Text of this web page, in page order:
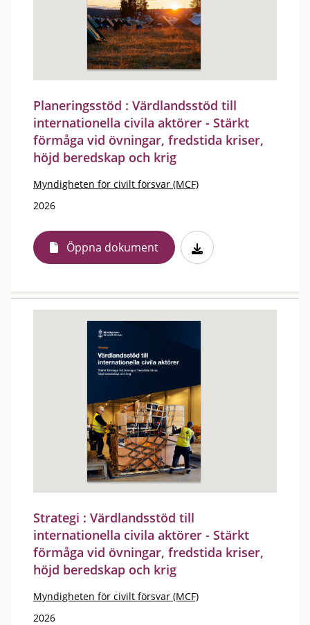
Planeringsstöd : Värdlandsstöd till
internationella civila aktörer - Stärkt
förmåga vid övningar, fredstida kriser,
höjd beredskap och krig
Myndigheten för civilt försvar (MCF)
2026
Öppna dokument
Strategi : Värdlandsstöd till
internationella civila aktörer - Stärkt
förmåga vid övningar, fredstida kriser,
höjd beredskap och krig
Myndigheten för civilt försvar (MCF)
2026